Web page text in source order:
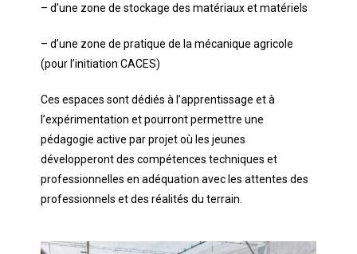
– d’une zone de stockage des matériaux et matériels
– d’une zone de pratique de la mécanique agricole
(pour l’initiation CACES)
Ces espaces sont dédiés à l’apprentissage et à
l’expérimentation et pourront permettre une
pédagogie active par projet où les jeunes
développeront des compétences techniques et
professionnelles en adéquation avec les attentes des
professionnels et des réalités du terrain.